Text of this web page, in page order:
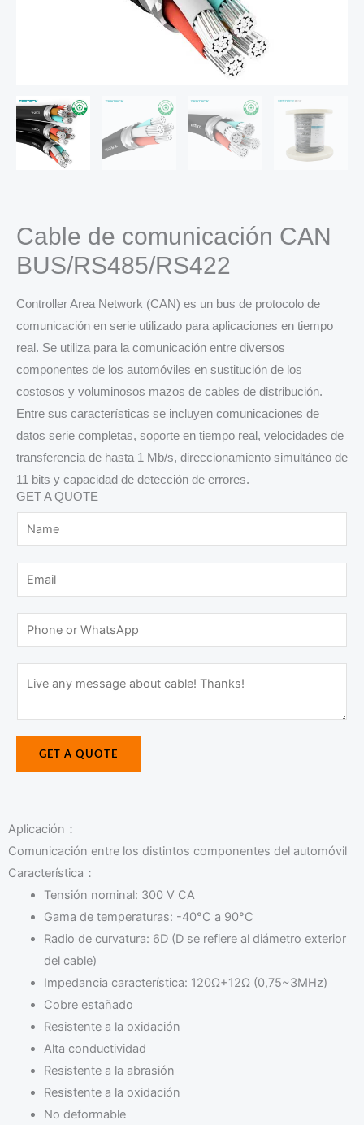
Cable de comunicación CAN
BUS/RS485/RS422
Controller Area Network (CAN) es un bus de protocolo de
comunicación en serie utilizado para aplicaciones en tiempo
real. Se utiliza para la comunicación entre diversos
componentes de los automóviles en sustitución de los
costosos y voluminosos mazos de cables de distribución.
Entre sus características se incluyen comunicaciones de
datos serie completas, soporte en tiempo real, velocidades de
transferencia de hasta 1 Mb/s, direccionamiento simultáneo de
11 bits y capacidad de detección de errores.
GET A QUOTE
a
m
m
a
h
o
W
s
s
*
GET A QUOTE
Aplicación：
Comunicación entre los distintos componentes del automóvil
Característica：
Tensión nominal: 300 V CA
Gama de temperaturas: -40°C a 90°C
Radio de curvatura: 6D (D se refiere al diámetro exterior
del cable)
Impedancia característica: 120Ω+12Ω (0,75~3MHz)
Cobre estañado
Resistente a la oxidación
Alta conductividad
Resistente a la abrasión
Resistente a la oxidación
No deformable